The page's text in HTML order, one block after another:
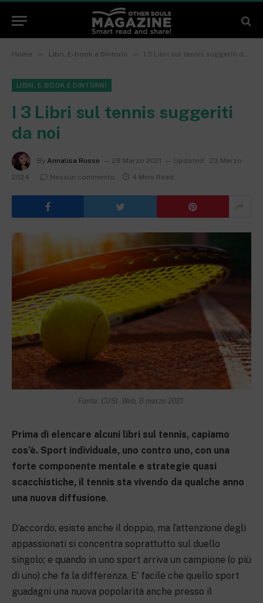
Home » Libri, E-book e Dintorni » I 3 Libri sul tennis suggeriti da noi
LIBRI, E-BOOK E DINTORNI
I 3 Libri sul tennis suggeriti
da noi
By Annalisa Russo 28 Marzo 2021 Updated:
23 Marzo
2024
Nessun commento 4 Mins Read
Fonte: CUSI. Web, 8 marzo 2021.
Prima di elencare alcuni libri sul tennis, capiamo
cos’è. Sport individuale, uno contro uno, con una
forte componente mentale e strategie quasi
scacchistiche, il tennis sta vivendo da qualche anno
una nuova diffusione.
D’accordo, esiste anche il doppio, ma l’attenzione degli
appassionati si concentra soprattutto sul duello
singolo; e quando in uno sport arriva un campione (o più
di uno) che fa la differenza. E’ facile che quello sport
guadagni una nuova popolarità anche presso il